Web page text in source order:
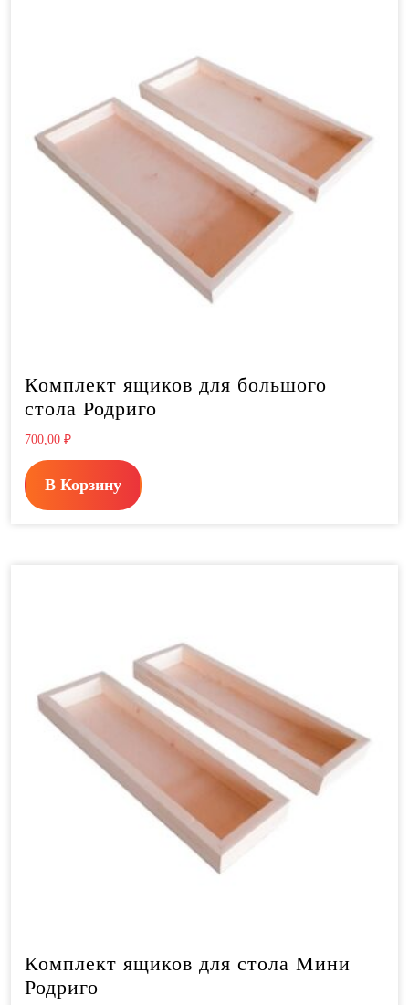
Комплект ящиков для большого
стола Родриго
700,00 ₽
В Корзину
Комплект ящиков для стола Мини
Родриго